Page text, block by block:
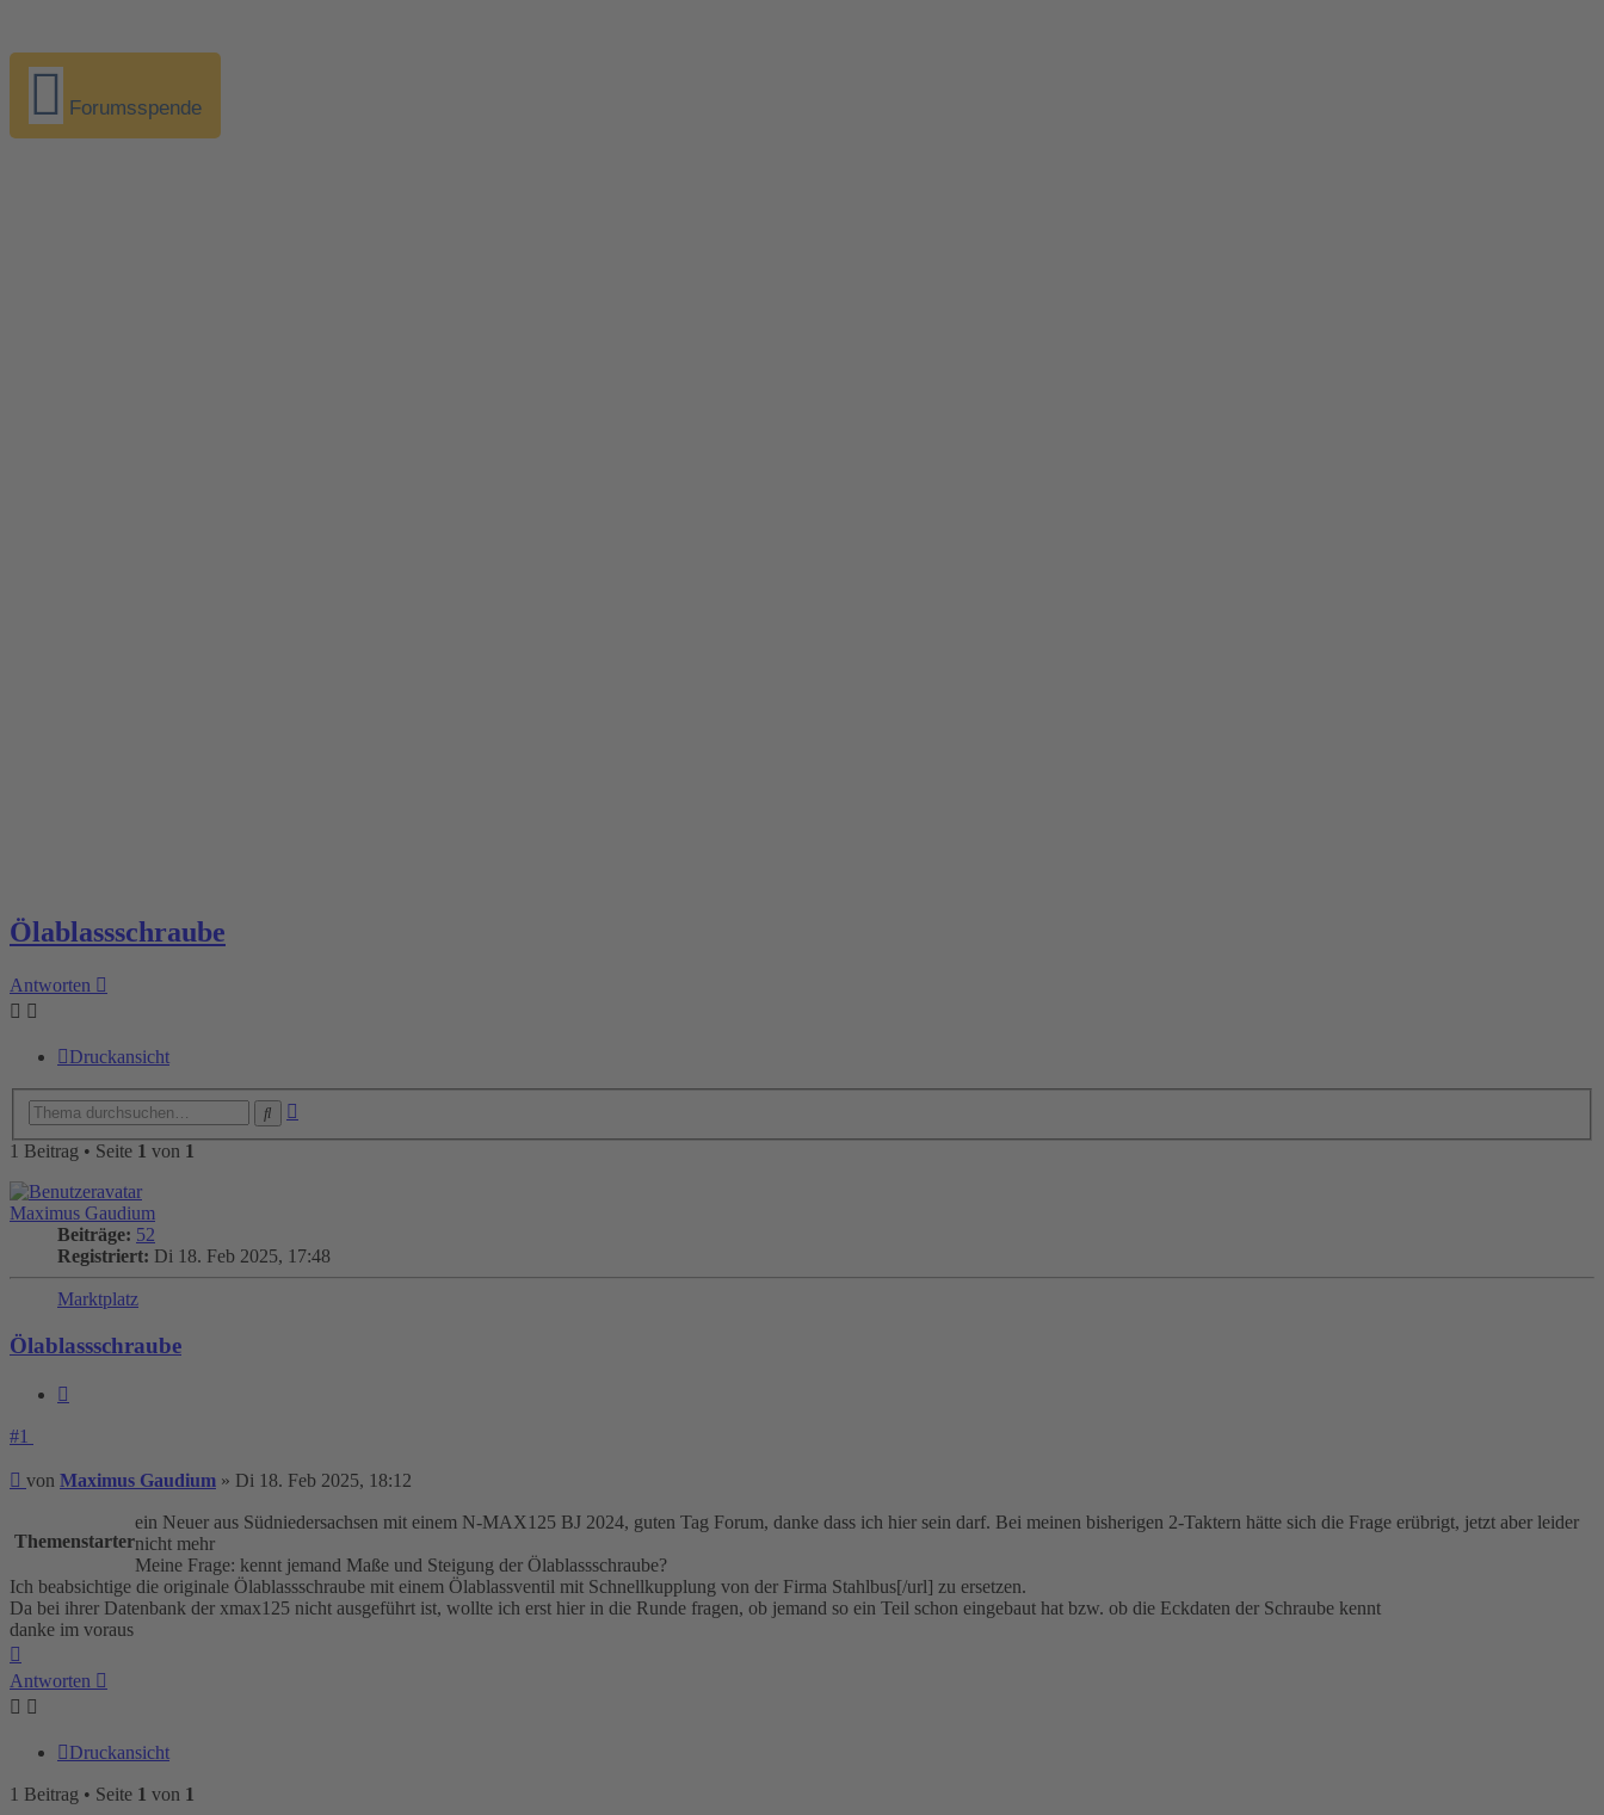
Forumsspende
Ölablassschraube
Antworten
Druckansicht
1 Beitrag • Seite 1 von 1
Maximus Gaudium
Beiträge: 52
Registriert: Di 18. Feb 2025, 17:48
Marktplatz
Ölablassschraube
#1
Beitrag
von Maximus Gaudium » Di 18. Feb 2025, 18:12
Themenstarter
ein Neuer aus Südniedersachsen mit einem N-MAX125 BJ 2024, guten Tag Forum, danke dass ich hier sein darf. Bei meinen bisherigen 2-Taktern hätte sich die Frage erübrigt, jetzt aber leider
nicht mehr
Meine Frage: kennt jemand Maße und Steigung der Ölablassschraube?
Ich beabsichtige die originale Ölablassschraube mit einem Ölablassventil mit Schnellkupplung von der Firma Stahlbus[/url] zu ersetzen.
Da bei ihrer Datenbank der xmax125 nicht ausgeführt ist, wollte ich erst hier in die Runde fragen, ob jemand so ein Teil schon eingebaut hat bzw. ob die Eckdaten der Schraube kennt
danke im voraus
oben
Antworten
Druckansicht
1 Beitrag • Seite 1 von 1